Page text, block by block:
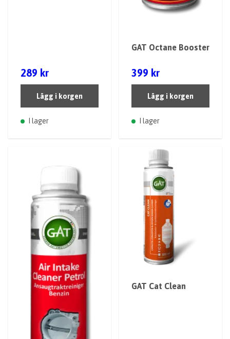
289 kr
Lägg i korgen
I lager
GAT Octane Booster
399 kr
Lägg i korgen
I lager
GAT Cat Clean